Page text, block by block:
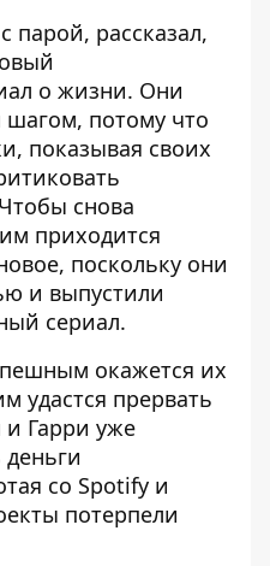
парой, рассказал,
о жизни. Они
потому что
показывая своих
снова
приходится
поскольку они
и выпустили
сериал.
окажется их
удастся прервать
и Гарри уже
со Spotify и
потерпели